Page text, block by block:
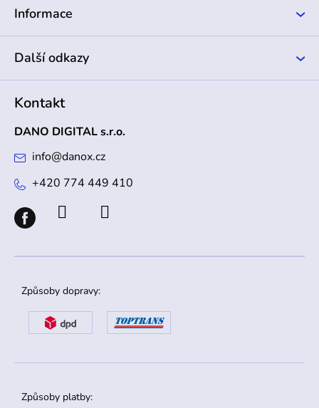
Informace
Další odkazy
Kontakt
DANO DIGITAL s.r.o.
info@danox.cz
+420 774 449 410
Způsoby dopravy:
Způsoby platby: